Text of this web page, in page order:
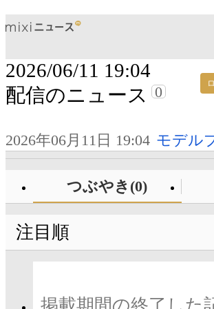
2026/06/11 19:04
配信のニュース
0
2026年06月11日 19:04 モデル
つぶやき(0)
注目順
掲載期間の終了した